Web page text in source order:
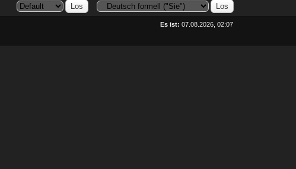
Es ist: 07.08.2026, 02:07